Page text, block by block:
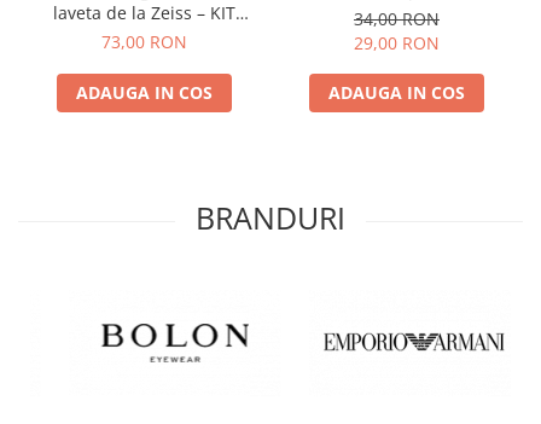
laveta de la Zeiss – KIT
COMPLET
73,00 RON
ADAUGA IN COS
34,00 RON
29,00 RON
ADAUGA IN COS
BRANDURI